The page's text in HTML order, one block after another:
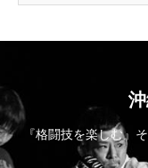
『格闘技を楽しむ』